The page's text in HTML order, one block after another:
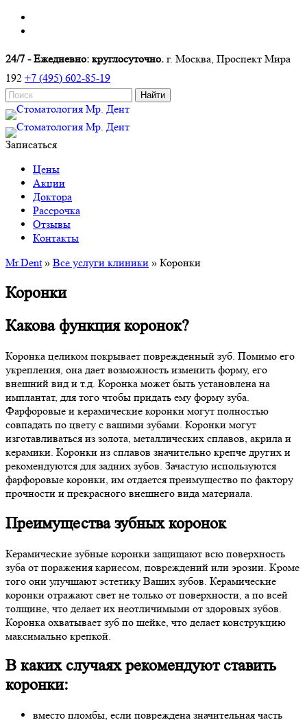
24/7 - Ежедневно: круглосуточно. г. Москва, Проспект Мира
192 +7 (495) 602-85-19
Записаться
Цены
Акции
Доктора
Рассрочка
Отзывы
Контакты
Mr.Dent» Все услуги клиники » Коронки
Коронки
Какова функция коронок?
Коронка целиком покрывает поврежденный зуб. Помимо его
укрепления, она дает возможность изменить форму, его
внешний вид и т.д. Коронка может быть установлена на
имплантат, для того чтобы придать ему форму зуба.
Фарфоровые и керамические коронки могут полностью
совпадать по цвету с вашими зубами. Коронки могут
изготавливаться из золота, металлических сплавов, акрила и
керамики. Коронки из сплавов значительно крепче других и
рекомендуются для задних зубов. Зачастую используются
фарфоровые коронки, им отдается преимущество по фактору
прочности и прекрасного внешнего вида материала.
Преимущества зубных коронок
Керамические зубные коронки защищают всю поверхность
зуба от поражения кариесом, повреждений или эрозии. Кроме
того они улучшают эстетику Ваших зубов. Керамические
коронки отражают свет не только от поверхности, а по всей
толщине, что делает их неотличимыми от здоровых зубов.
Коронка охватывает зуб по шейке, что делает конструкцию
максимально крепкой.
В каких случаях рекомендуют ставить
коронки:
вместо пломбы, если повреждена значительная часть